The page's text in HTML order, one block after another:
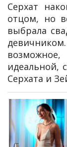
Серхат
отцом, но
выбрала
идеальной,
Серхата и